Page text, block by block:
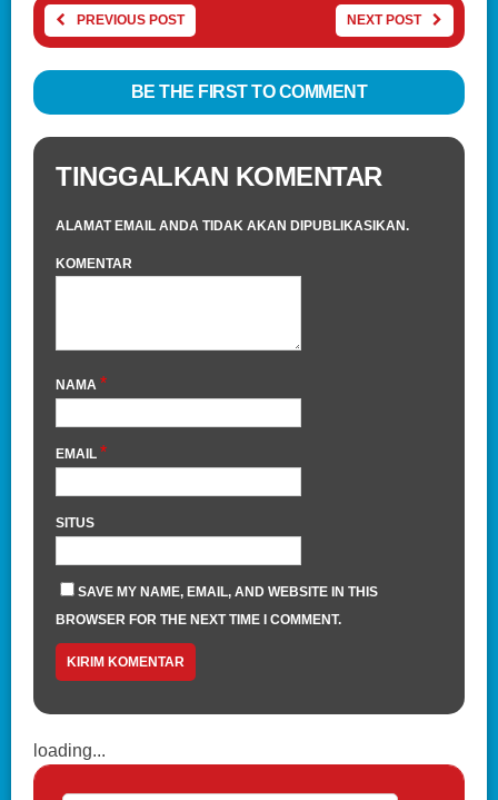
PREVIOUS POST NEXT POST
BE THE FIRST TO COMMENT
TINGGALKAN KOMENTAR
ALAMAT EMAIL ANDA TIDAK AKAN DIPUBLIKASIKAN.
KOMENTAR
NAMA *
EMAIL *
SITUS
SAVE MY NAME, EMAIL, AND WEBSITE IN THIS
BROWSER FOR THE NEXT TIME I COMMENT.
loading...